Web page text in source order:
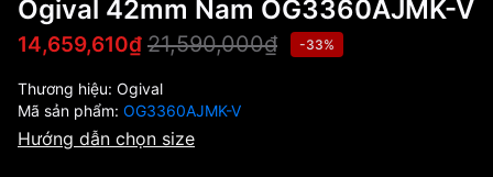
Ogival 42mm Nam OG3360AJMK-V
14,659,610₫ 21,590,000₫ -33%
Thương hiệu: Ogival
Mã sản phẩm: OG3360AJMK-V
Hướng dẫn chọn size